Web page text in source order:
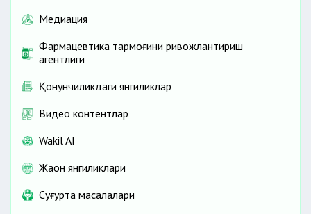
Медиация
Фармацевтика тармоғини ривожлантириш
агентлиги
Қонунчиликдаги янгиликлар
Видео контентлар
Wakil AI
Жаҳон янгиликлари
Cуғурта масалалари